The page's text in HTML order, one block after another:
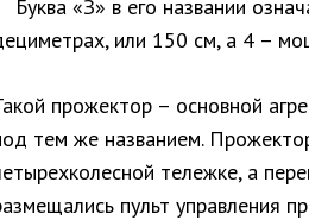
Буква «З» в его названии
или 150 см, а 4 –
прожектор – основной
тем же названием.
тележке, а
пульт управления